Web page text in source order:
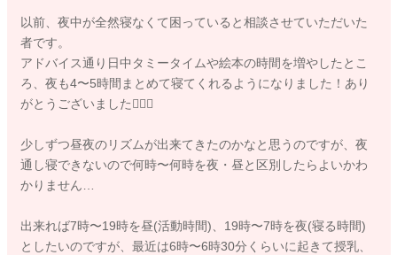
以前、夜中が全然寝なくて困っていると相談させていただいた
者です。
アドバイス通り日中タミータイムや絵本の時間を増やしたとこ
ろ、夜も4〜5時間まとめて寝てくれるようになりました！あり
がとうございました🙇‍♀️✨
少しずつ昼夜のリズムが出来てきたのかなと思うのですが、夜
通し寝できないので何時〜何時を夜・昼と区別したらよいかわ
かりません…
出来れば7時〜19時を昼(活動時間)、19時〜7時を夜(寝る時間)
としたいのですが、最近は6時〜6時30分くらいに起きて授乳、